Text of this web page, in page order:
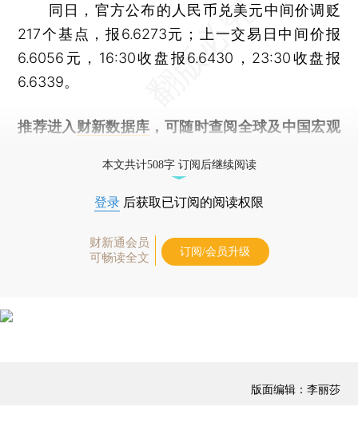
同日，官方公布的人民币兑美元中间价调贬
217个基点，报6.6273元；上一交易日中间价报
6.6056元，16:30收盘报6.6430，23:30收盘报
6.6339。
推荐进入 财新数据库 ，可随时查阅全球及中国宏观
本文共计508字 订阅后继续阅读
登录 后获取已订阅的阅读权限
财新通会员
可畅读全文
订阅/会员升级
版面编辑：李丽莎